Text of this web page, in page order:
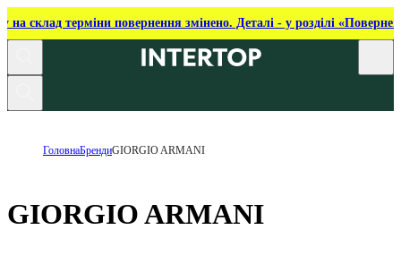
на склад терміни повернення змінено. Деталі - у розділі
ГоловнаБрендиGIORGIO ARMANI
GIORGIO ARMANI